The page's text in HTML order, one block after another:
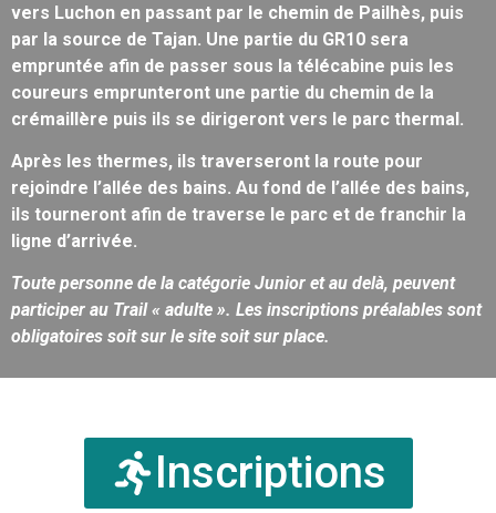
vers Luchon en passant par le chemin de Pailhès, puis
par la source de Tajan. Une partie du GR10 sera
empruntée afin de passer sous la télécabine puis les
coureurs emprunteront une partie du chemin de la
crémaillère puis ils se dirigeront vers le parc thermal.
Après les thermes, ils traverseront la route pour
rejoindre l’allée des bains. Au fond de l’allée des bains,
ils tourneront afin de traverse le parc et de franchir la
ligne d’arrivée.
Toute personne de la catégorie Junior et au delà, peuvent
participer au Trail « adulte ». Les inscriptions préalables sont
obligatoires soit sur le site soit sur place.
Inscriptions